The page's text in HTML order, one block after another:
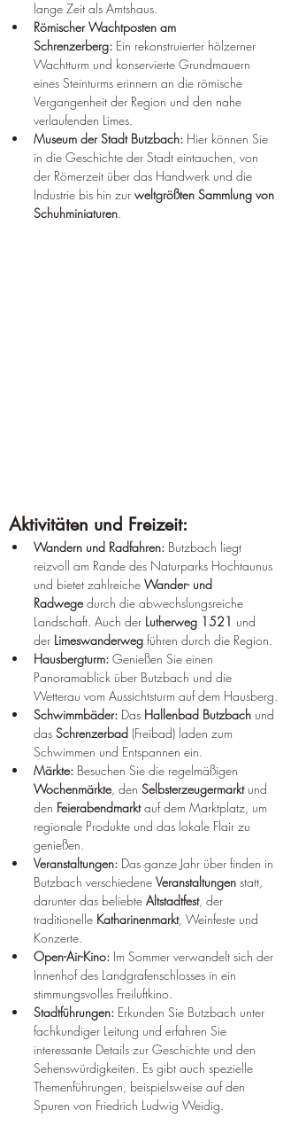
lange Zeit als Amtshaus.
Römischer Wachtposten am
Schrenzerberg: Ein rekonstruierter hölzerner
Wachtturm und konservierte Grundmauern
eines Steinturms erinnern an die römische
Vergangenheit der Region und den nahe
verlaufenden Limes.
Museum der Stadt Butzbach: Hier können Sie
in die Geschichte der Stadt eintauchen, von
der Römerzeit über das Handwerk und die
Industrie bis hin zur weltgrößten Sammlung von
Schuhminiaturen.
Aktivitäten und Freizeit:
Wandern und Radfahren: Butzbach liegt
reizvoll am Rande des Naturparks Hochtaunus
und bietet zahlreiche Wander- und
Radwege durch die abwechslungsreiche
Landschaft. Auch der Lutherweg 1521 und
der Limeswanderweg führen durch die Region.
Hausbergturm: Genießen Sie einen
Panoramablick über Butzbach und die
Wetterau vom Aussichtsturm auf dem Hausberg.
Schwimmbäder: Das Hallenbad Butzbach und
das Schrenzerbad (Freibad) laden zum
Schwimmen und Entspannen ein.
Märkte: Besuchen Sie die regelmäßigen
Wochenmärkte, den Selbsterzeugermarkt und
den Feierabendmarkt auf dem Marktplatz, um
regionale Produkte und das lokale Flair zu
genießen.
Veranstaltungen: Das ganze Jahr über finden in
Butzbach verschiedene Veranstaltungen statt,
darunter das beliebte Altstadtfest, der
traditionelle Katharinenmarkt, Weinfeste und
Konzerte.
Open-Air-Kino: Im Sommer verwandelt sich der
Innenhof des Landgrafenschlosses in ein
stimmungsvolles Freiluftkino.
Stadtführungen: Erkunden Sie Butzbach unter
fachkundiger Leitung und erfahren Sie
interessante Details zur Geschichte und den
Sehenswürdigkeiten. Es gibt auch spezielle
Themenführungen, beispielsweise auf den
Spuren von Friedrich Ludwig Weidig.